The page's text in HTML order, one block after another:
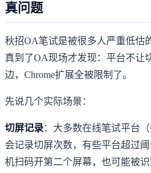
真问题
秋招OA笔试是被很多人严重低估
真到了OA现场才发现：平台不让
边，Chrome扩展全被限制了。
先说几个实际场景：
切屏记录：大多数在线笔试平台
会记录切屏次数，有些平台超过
机扫码开第二个屏幕，也可能被识